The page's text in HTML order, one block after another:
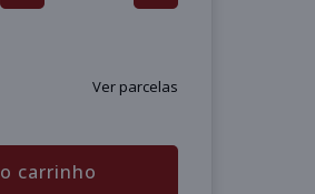
Ver parcelas
carrinho